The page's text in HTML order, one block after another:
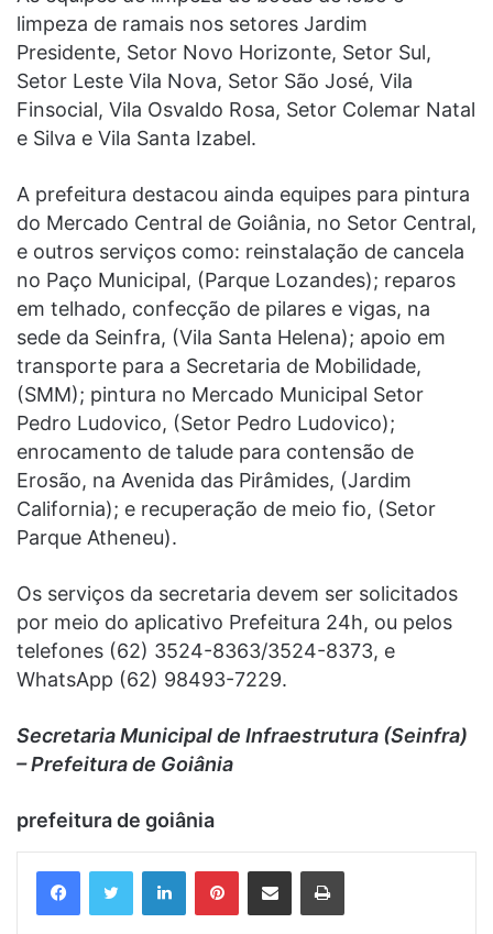
limpeza de ramais nos setores Jardim
Presidente, Setor Novo Horizonte, Setor Sul,
Setor Leste Vila Nova, Setor São José, Vila
Finsocial, Vila Osvaldo Rosa, Setor Colemar Natal
e Silva e Vila Santa Izabel.
A prefeitura destacou ainda equipes para pintura
do Mercado Central de Goiânia, no Setor Central,
e outros serviços como: reinstalação de cancela
no Paço Municipal, (Parque Lozandes); reparos
em telhado, confecção de pilares e vigas, na
sede da Seinfra, (Vila Santa Helena); apoio em
transporte para a Secretaria de Mobilidade,
(SMM); pintura no Mercado Municipal Setor
Pedro Ludovico, (Setor Pedro Ludovico);
enrocamento de talude para contensão de
Erosão, na Avenida das Pirâmides, (Jardim
California); e recuperação de meio fio, (Setor
Parque Atheneu).
Os serviços da secretaria devem ser solicitados
por meio do aplicativo Prefeitura 24h, ou pelos
telefones (62) 3524-8363/3524-8373, e
WhatsApp (62) 98493-7229.
Secretaria Municipal de Infraestrutura (Seinfra)
– Prefeitura de Goiânia
prefeitura de goiânia
LinkedinPinterestCompartilhar via e-mail Imprimir